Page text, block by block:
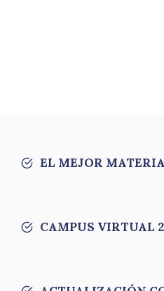
EL MEJOR
CAMPUS VIRTUAL